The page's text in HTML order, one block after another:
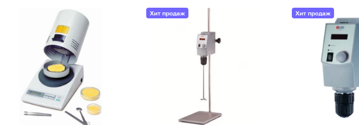
без бутылки
Хит продаж Хит продаж